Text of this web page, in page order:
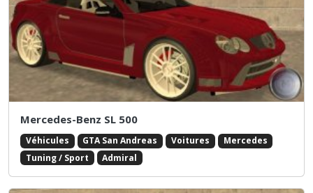
Mercedes-Benz SL 500
Véhicules GTA San Andreas Voitures
Mercedes
Tuning / Sport
Admiral